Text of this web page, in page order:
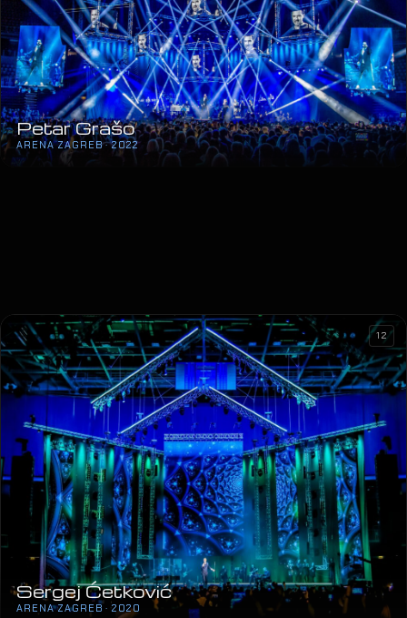
Petar Grašo
ARENA ZAGREB · 2022
Sergej Ćetković
ARENA ZAGREB · 2020
12